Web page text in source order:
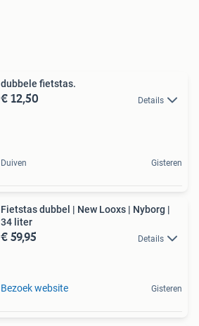
dubbele fietstas.
€ 12,50 Details
Duiven Gisteren
Fietstas dubbel | New Looxs | Nyborg |
34 liter
€ 59,95 Details
Bezoek website Gisteren